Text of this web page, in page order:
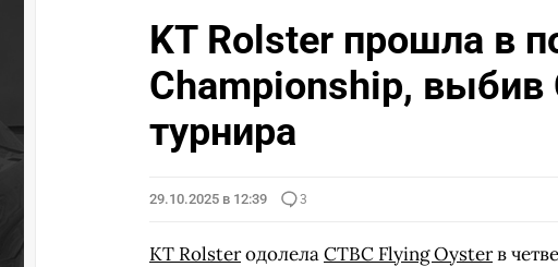
KT Rolster прошла в
Championship, выбив
турнира
29.10.2025 в 12:39 3
KT RolsterодолелаCTBC Flying Oysterв